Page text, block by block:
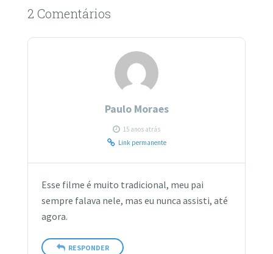
2 Comentários
Paulo Moraes
15 anos atrás
Link permanente
Esse filme é muito tradicional, meu pai
sempre falava nele, mas eu nunca assisti, até
agora.
RESPONDER